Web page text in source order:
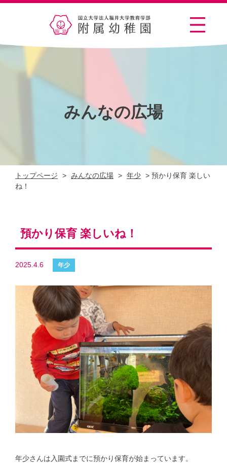
みんなの広場
トップページ > みんなの広場 > 年少 > 預かり保育 楽しい
ね！
預かり保育 楽しいね！
2025.4.6
年少さんは入園式までに預かり保育が始まっています。